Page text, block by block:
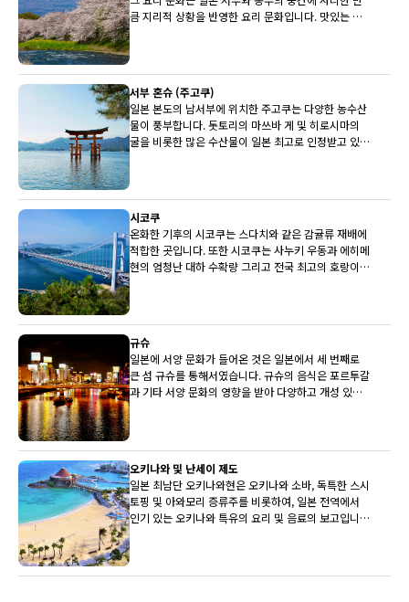
큼 지리적 상황을 반영한 요리 문화입니다. 맛있는 히
서부 혼슈 (주고쿠)
일본 본도의 남서부에 위치한 주고쿠는 다양한 농수산
물이 풍부합니다. 돗토리의 마쓰바 게 및 히로시마의
굴을 비롯한 많은 수산물이 일본 최고로 인정받고 있습
시코쿠
온화한 기후의 시코쿠는 스다치와 같은 감귤류 재배에
적합한 곳입니다. 또한 시코쿠는 사누키 우동과 에히메
현의 엄청난 대하 수확량 그리고 전국 최고의 호랑이
규슈
일본에 서양 문화가 들어온 것은 일본에서 세 번째로
큰 섬 규슈를 통해서였습니다. 규슈의 음식은 포르투갈
과 기타 서양 문화의 영향을 받아 다양하고 개성 있는
오키나와 및 난세이 제도
일본 최남단 오키나와현은 오키나와 소바, 독특한 스시
토핑 및 아와모리 증류주를 비롯하여, 일본 전역에서
인기 있는 오키나와 특유의 요리 및 음료의 보고입니